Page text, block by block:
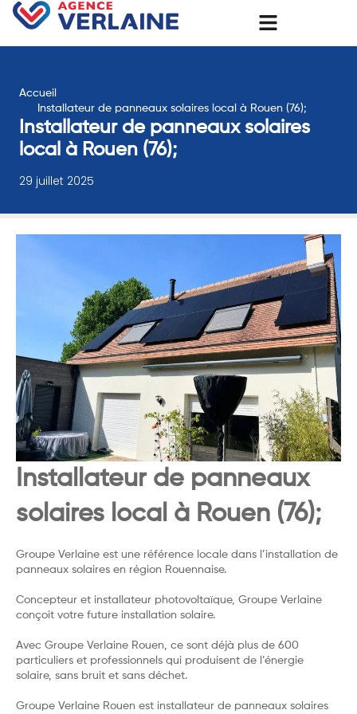
Accueil
Installateur de panneaux solaires local à Rouen (76);
Installateur de panneaux solaires
local à Rouen (76);
29 juillet 2025
Installateur de panneaux
solaires local à Rouen (76);
Groupe Verlaine est une référence locale dans l’installation de
panneaux solaires en région Rouennaise.
Concepteur et installateur photovoltaïque, Groupe Verlaine
conçoit votre future installation solaire.
Avec Groupe Verlaine Rouen, ce sont déjà plus de 600
particuliers et professionnels qui produisent de l’énergie
solaire, sans bruit et sans déchet.
Groupe Verlaine Rouen est installateur de panneaux solaires